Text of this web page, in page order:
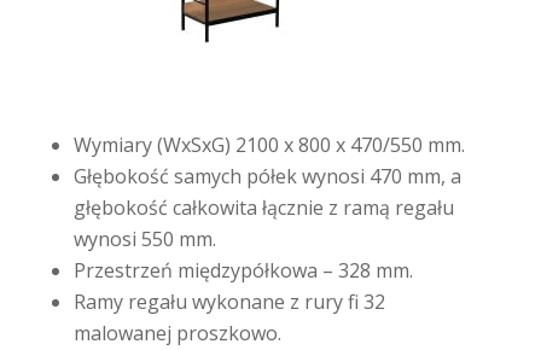
Wymiary (WxSxG) 2100 x 800 x 470/550 mm.
Głębokość samych półek wynosi 470 mm, a
głębokość całkowita łącznie z ramą regału
wynosi 550 mm.
Przestrzeń międzypółkowa – 328 mm.
Ramy regału wykonane z rury fi 32
malowanej proszkowo.